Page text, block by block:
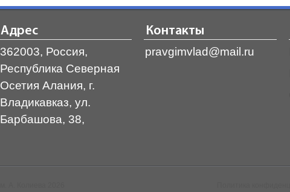
Адрес
362003, Россия,
Республика Северная
Осетия Алания, г.
Владикавказ, ул.
Барбашова, 38,
Контакты
pravgimvlad@mail.ru